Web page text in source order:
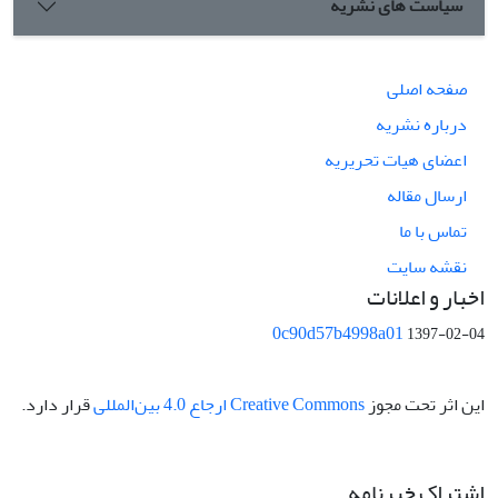
صفحه اصلی
درباره نشریه
اعضای هیات تحریریه
ارسال مقاله
تماس با ما
نقشه سایت
اخبار و اعلانات
0c90d57b4998a011397-02-04
این اثر تحت مجوز Creative Commons ارجاع 4.0 بین‌المللی قرار دارد.